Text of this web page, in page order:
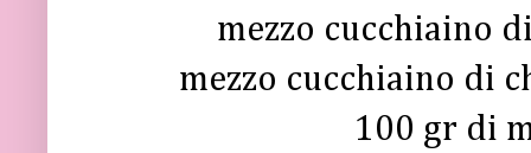
mezzo cucchiaino
mezzo cucchiaino di
100 gr di